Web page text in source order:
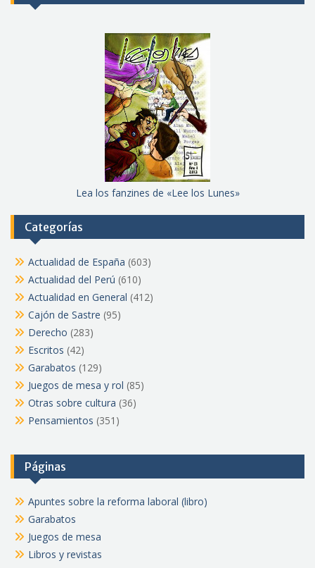
Lea los fanzines de «Lee los Lunes»
Categorías
Actualidad de España (603)
Actualidad del Perú (610)
Actualidad en General (412)
Cajón de Sastre (95)
Derecho (283)
Escritos (42)
Garabatos (129)
Juegos de mesa y rol (85)
Otras sobre cultura (36)
Pensamientos (351)
Páginas
Apuntes sobre la reforma laboral (libro)
Garabatos
Juegos de mesa
Libros y revistas